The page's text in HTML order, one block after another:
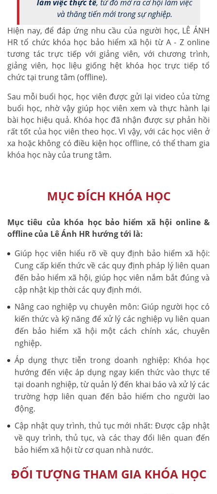
làm việc thực tế, từ đó mở ra cơ hội làm việc
và thăng tiến mới trong sự nghiệp.
Hiện nay, để đáp ứng nhu cầu của người học, LÊ ÁNH
HR tổ chức khóa học bảo hiểm xã hội từ A - Z online
tương tác trực tiếp với giảng viên, với chương trình,
giảng viên, học liệu giống hệt khóa học trực tiếp tổ
chức tại trung tâm (offline).
Sau mỗi buổi học, học viên được gửi lại video của từng
buổi học, nhờ vậy giúp học viên xem và thực hành lại
bài học hiệu quả. Khóa học đã nhận được sự phản hồi
rất tốt của học viên theo học. Vì vậy, với các học viên ở
xa hoặc không có điều kiện học offline, có thể tham gia
khóa học này của trung tâm.
MỤC ĐÍCH KHÓA HỌC
Mục tiêu của khóa học bảo hiểm xã hội online &
offline của Lê Ánh HR hướng tới là:
Giúp học viên hiểu rõ về quy định bảo hiểm xã hội:
Cung cấp kiến thức về các quy định pháp lý liên quan
đến bảo hiểm xã hội, giúp học viên nắm bắt đúng và
cập nhật kịp thời các quy định mới.
Nâng cao nghiệp vụ chuyên môn: Giúp người học có
kiến thức và kỹ năng để xử lý các nghiệp vụ liên quan
đến bảo hiểm xã hội một cách chính xác, chuyên
nghiệp.
Áp dụng thực tiễn trong doanh nghiệp: Khóa học
hướng đến việc áp dụng ngay kiến thức vào thực tế
tại doanh nghiệp, từ quản lý đến khai báo và xử lý các
trường hợp liên quan đến bảo hiểm cho người lao
động.
Cập nhật quy trình, thủ tục mới nhất: Được cập nhật
về quy trình, thủ tục, và các thay đổi liên quan đến
bảo hiểm xã hội từ cơ quan nhà nước.
ĐỐI TƯỢNG THAM GIA KHÓA HỌC